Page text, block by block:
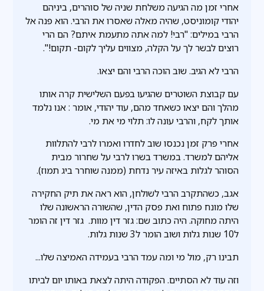
אחרי זמן מה הגיעה משלחת שניה של סוהרים, ביניהם
יהודי קומוניסט, שהיה מאלה שאסרו את הרבי. הוא פנה אל
הרבי במילים: "רבי! למה אתה מתעמת איתם? הם הרי
רוצים לבשר לך על הקלה, מצווים עליך לקום- תקום!".
הרבי לא הגיב. שוב הוכה הרבי והם יצאו.
עם קבוצת השוטרים שהגיעו בפעם השלישית קרה אותו
מהלך והם יצאו כשאחד מהם, עוד יהודי, אומר : אנו נלמד
אותך לקח, והרבי עונה לו: תלוי מי את מי.
אחרי פרק זמן נכנסו שוב לחדרו ואמרו לרבי להתלוות
אליהם למשרד. במשרד בשרו לרבי על שחרור מבית
הסוהר לגלות באיזה עיר נדחת (ממנה שוחרר ביג תמוז).
אגב, כשהתקרב הרבי לשולחן, הוא ראה את תיק החקירה
שלו מונח פתוח ואת פסק הדין, שהשורה הראשונה שלו
היתה מחוקה. היה כתוב שם: גזר דין מוות. גזר דין זה הומר
ל10 שנות גלות ושוב הומר ל3 שנות גלות.
תבינו רק, מול מי ומה עמד הרבי בעמידה האמיצה שלו...
וזה עוד לא הסתיים. הפקודה היתה לצאת באותו יום לביתו